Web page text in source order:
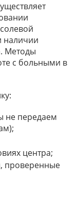
наличии
Методы
с больными в
не передаем
центра;
проверенные